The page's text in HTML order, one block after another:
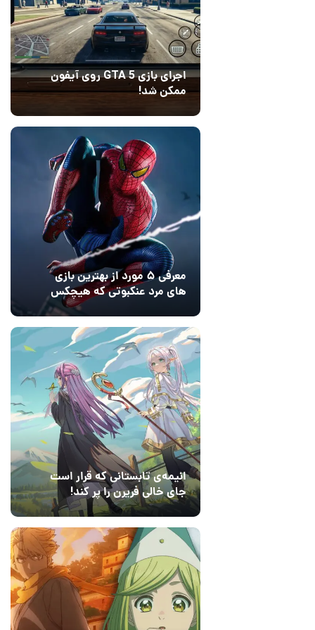
اجرای بازی GTA 5 روی آیفون
ممکن شد!
معرفی ۵ مورد از بهترین بازی
های مرد عنکبوتی که هیچکس
انیمه‌ی تابستانی که قرار است
جای خالی فریرن را پر کند!
14 مرداد 1405